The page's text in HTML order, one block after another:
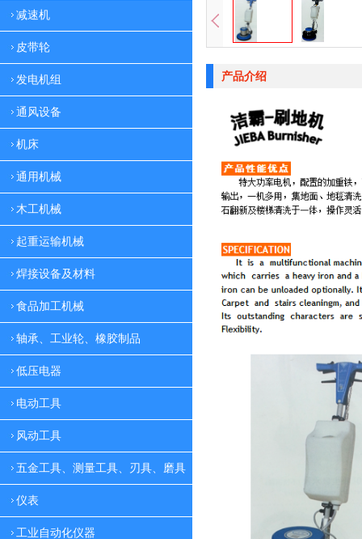
减速机
皮带轮
发电机组
通风设备
机床
通用机械
木工机械
起重运输机械
焊接设备及材料
食品加工机械
轴承、工业轮、橡胶制品
低压电器
电动工具
风动工具
五金工具、测量工具、刃具、磨具
仪表
工业自动化仪器
产品介绍